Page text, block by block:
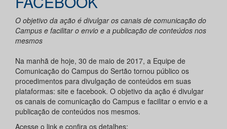
O objetivo da ação é divulgar os canais de comunicação do
Campus e facilitar o envio e a publicação de conteúdos nos
mesmos
Na manhã de hoje, 30 de maio de 2017, a Equipe de
Comunicação do Campus do Sertão tornou público os
procedimentos para divulgação de conteúdos em suas
plataformas: site e facebook. O objetivo da ação é divulgar
os canais de comunicação do Campus e facilitar o envio e a
publicação de conteúdos nos mesmos.
Acesse o link e confira os detalhes: